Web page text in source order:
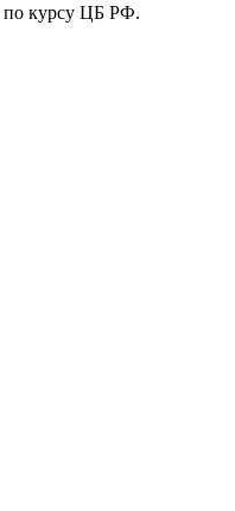
по курсу ЦБ РФ.